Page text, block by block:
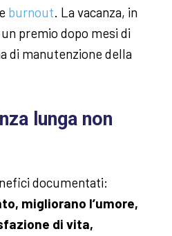
burnout. La vacanza, in
premio dopo mesi di
di manutenzione della
lunga non
documentati:
migliorano l’umore,
di vita,